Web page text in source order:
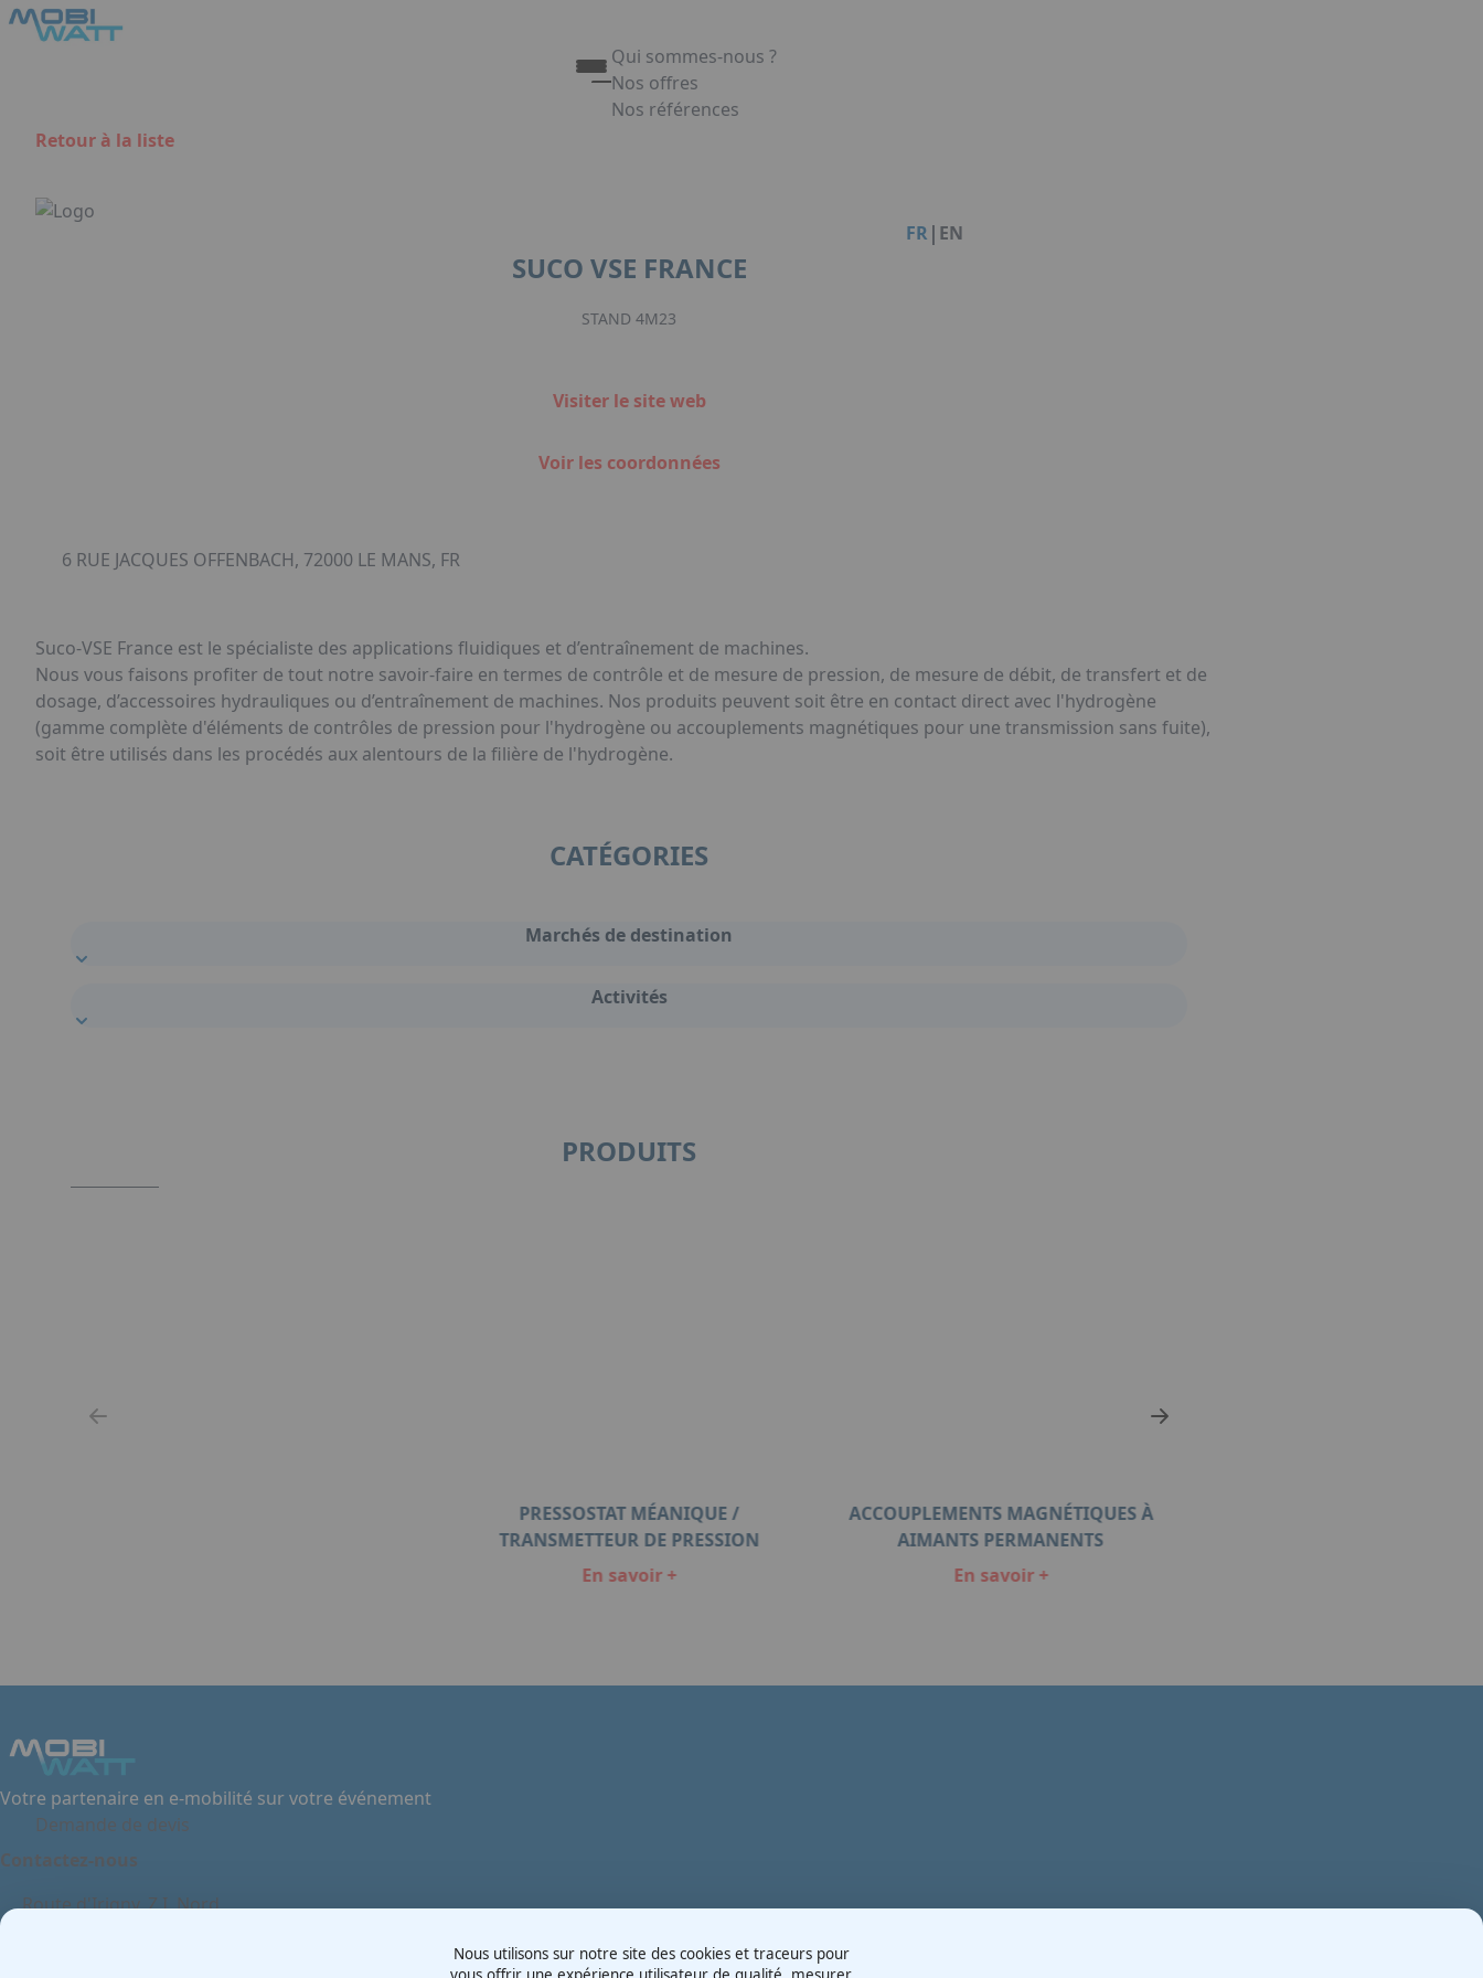
Aller au contenu principal
Qui sommes-nous ?
Nos offres
Nos références
FR | EN
Retour à la liste
SUCO VSE FRANCE
STAND 4M23
Visiter le site web
Voir les coordonnées
6 RUE JACQUES OFFENBACH, 72000 LE MANS, FR
Suco-VSE France est le spécialiste des applications fluidiques et d’entraînement de machines.
Nous vous faisons profiter de tout notre savoir-faire en termes de contrôle et de mesure de pression, de mesure de débit, de transfert et de
dosage, d’accessoires hydrauliques ou d’entraînement de machines. Nos produits peuvent soit être en contact direct avec l'hydrogène
(gamme complète d'éléments de contrôles de pression pour l'hydrogène ou accouplements magnétiques pour une transmission sans fuite),
soit être utilisés dans les procédés aux alentours de la filière de l'hydrogène.
CATÉGORIES
Marchés de destination
Activités
PRODUITS
PRESSOSTAT MÉANIQUE /
TRANSMETTEUR DE PRESSION
En savoir +
ACCOUPLEMENTS MAGNÉTIQUES À
AIMANTS PERMANENTS
En savoir +
of
Votre partenaire en e-mobilité sur votre événement
Demande de devis
Contactez-nous
Route d'Irigny, Z.I. Nord
Panneau de gestion des cookies
Nous utilisons sur notre site des cookies et traceurs pour